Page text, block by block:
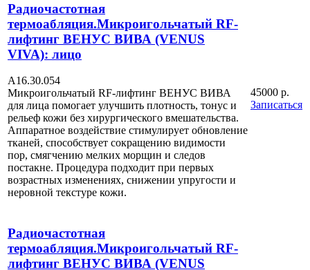
Радиочастотная
термоабляция.Микроигольчатый RF-
лифтинг ВЕНУС ВИВА (VENUS
VIVA): лицо
А16.30.054
Микроигольчатый RF-лифтинг ВЕНУС ВИВА
для лица помогает улучшить плотность, тонус и
рельеф кожи без хирургического вмешательства.
Аппаратное воздействие стимулирует обновление
тканей, способствует сокращению видимости
пор, смягчению мелких морщин и следов
постакне. Процедура подходит при первых
возрастных изменениях, снижении упругости и
неровной текстуре кожи.
45000 р.
Записаться
Радиочастотная
термоабляция.Микроигольчатый RF-
лифтинг ВЕНУС ВИВА (VENUS